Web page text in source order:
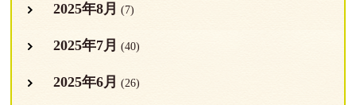
2025年8月 (7)
2025年7月 (40)
2025年6月 (26)